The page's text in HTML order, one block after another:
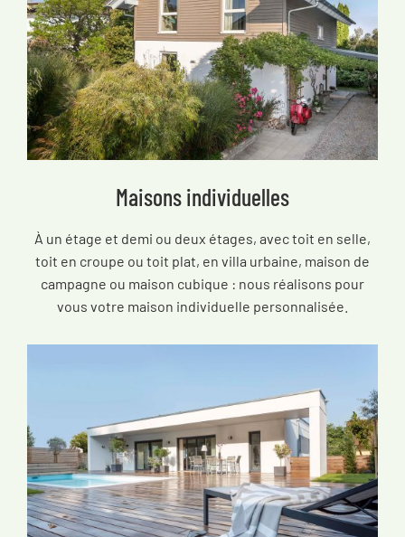
Maisons individuelles
À un étage et demi ou deux étages, avec toit en selle,
toit en croupe ou toit plat, en villa urbaine, maison de
campagne ou maison cubique : nous réalisons pour
vous votre maison individuelle personnalisée.